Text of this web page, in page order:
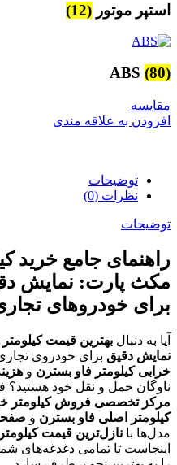
استپر موتور (12)
ABS (80)
مقایسه
افزودن به علاقه مندی
توضیحات
نظرات (0)
توضیحات
راهنمای جامع خرید
مکث پارت: نمایش
برای خودروهای
آیا به دنبال بهترین قیمت
نمایش دقیق برای خودروی
خرابی کیلومتر فاو بسترن و
ناوگان حمل و نقل خود هستید؟
مرکز تخصصی فروش کیلومتر
کیلومتر اصلی فاو بسترن و
مدل‌ها با نازل‌ترین قیمت
اینجاست تا تمامی دغدغه‌های